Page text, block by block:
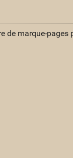
de marque-